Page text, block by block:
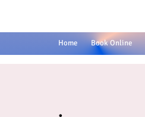
Home Book Online